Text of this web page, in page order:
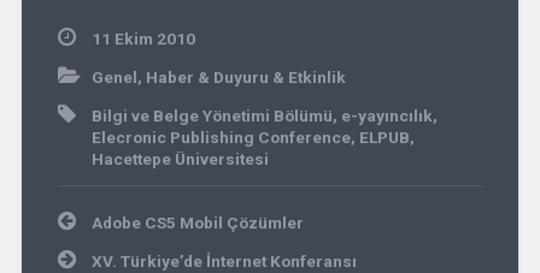
11 Ekim 2010
Genel, Haber & Duyuru & Etkinlik
Bilgi ve Belge Yönetimi Bölümü, e-yayıncılık,
Elecronic Publishing Conference, ELPUB,
Hacettepe Üniversitesi
Yazı Adobe CS5 Mobil Çözümler
XV. Türkiye’de İnternet Konferansı